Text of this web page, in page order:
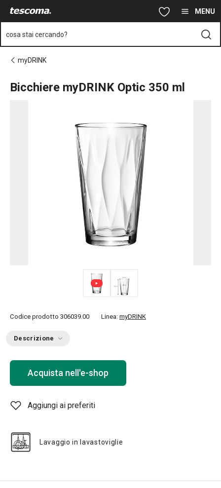
Vai al contenuto principale MENU
cosa stai cercando?
myDRINK
Bicchiere myDRINK Optic 350 ml
Codice prodotto 306039.00 Linea: myDRINK
Descrizione
Acquista nell'e-shop
Aggiungi ai preferiti
Lavaggio in lavastoviglie